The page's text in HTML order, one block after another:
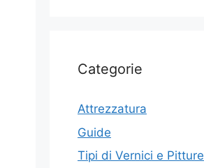
Categorie
Attrezzatura
Guide
Tipi di Vernici e Pitture